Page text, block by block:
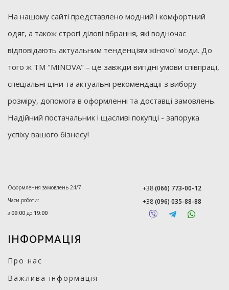
На нашому сайті представлено модний і комфортний
одяг, а також строгі ділові вбрання, які водночас
відповідають актуальним тенденціям жіночої моди. До
того ж ТМ "MINOVA" – це завжди вигідні умови співпраці,
спеціальні ціни та актуальні рекомендації з вибору
розміру, допомога в оформленні та доставці замовлень.
Надійний постачальник і щасливі покупці - запорука
успіху вашого бізнесу!
Оформлення замовлень 24/7
Часи роботи:
з 09:00 до 19:00
+38(066) 773-00-12
+38(096) 035-88-88
ІНФОРМАЦІЯ
Про нас
Важлива інформація